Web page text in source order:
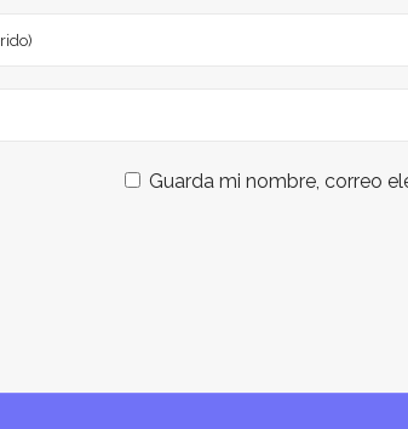
Guarda mi nombre, correo